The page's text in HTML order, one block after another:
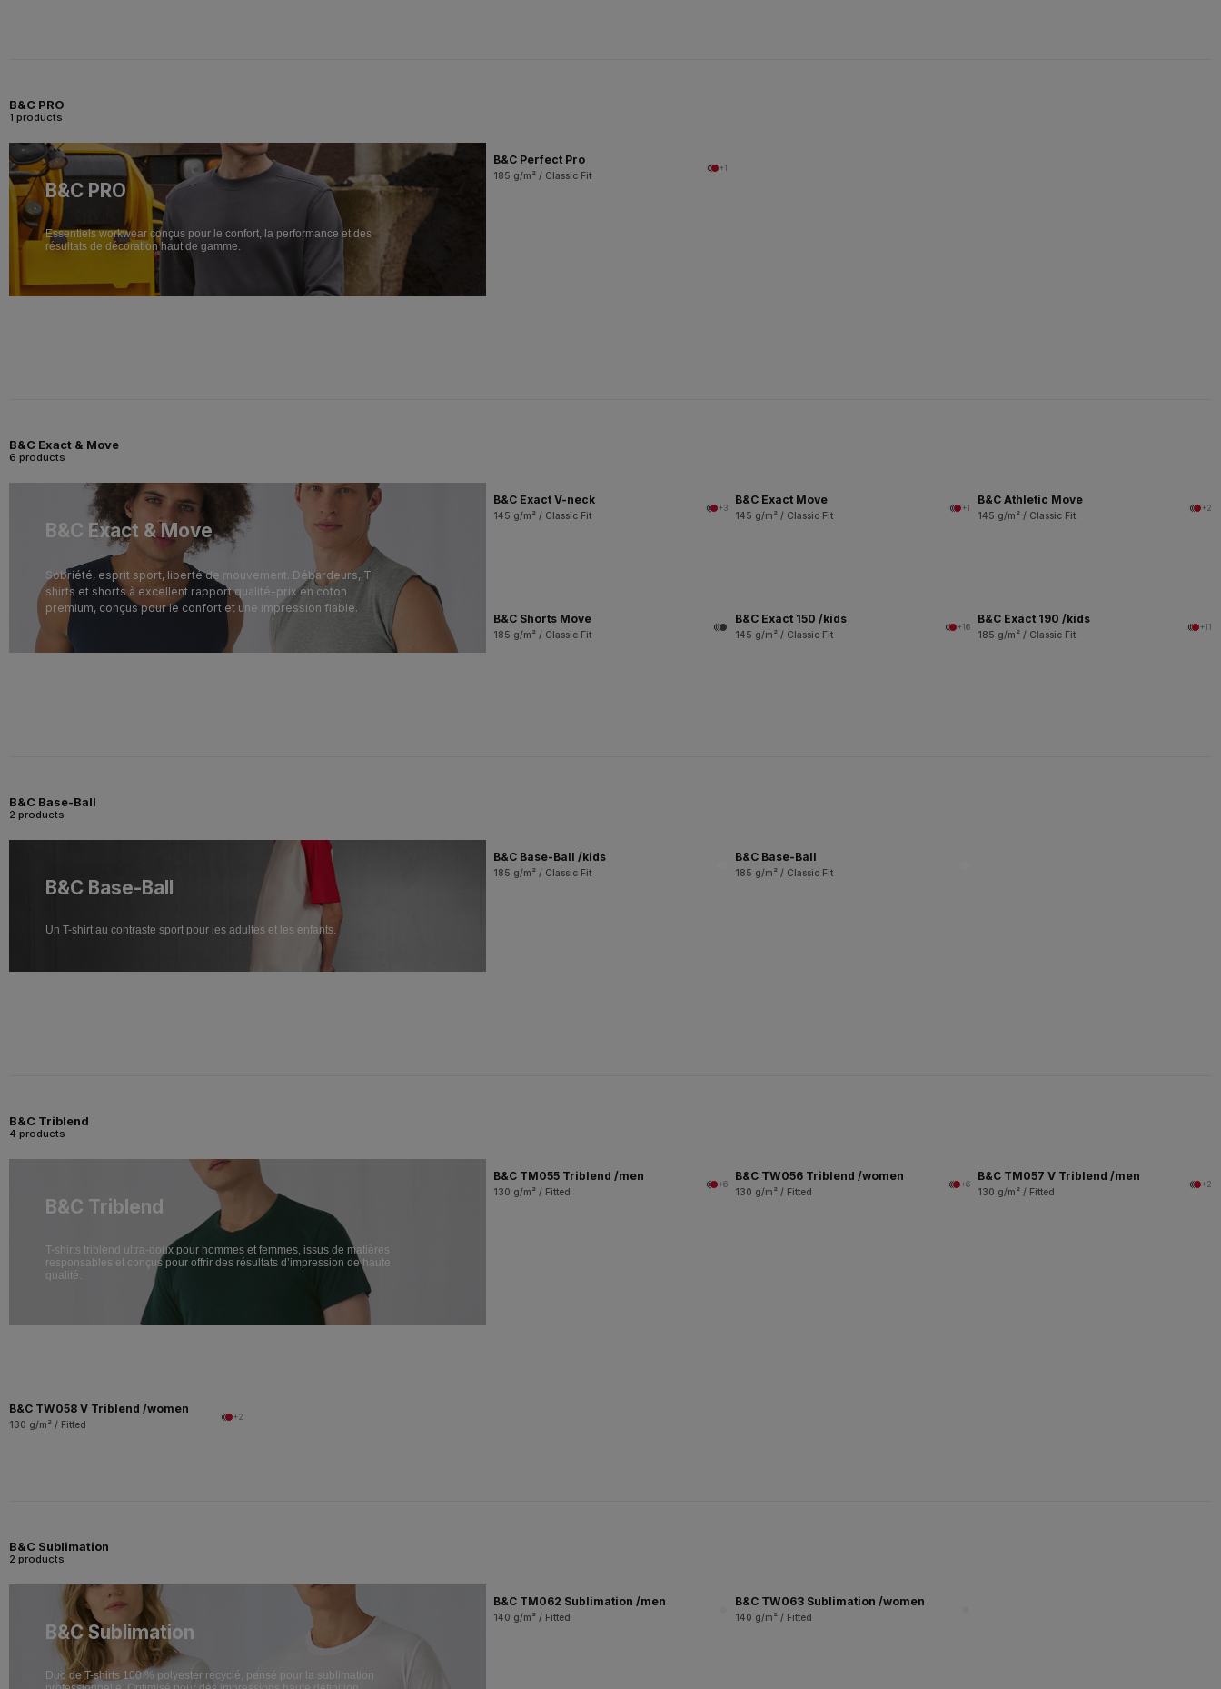
B&C PRO
1 products
B&C PRO
Essentiels workwear conçus pour le confort, la performance et des
résultats de décoration haut de gamme.
B&C Perfect Pro
185 g/m² / Classic Fit
+1
B&C Exact & Move
6 products
B&C Exact & Move
Sobriété, esprit sport, liberté de mouvement. Débardeurs, T-
shirts et shorts à excellent rapport qualité-prix en coton
premium, conçus pour le confort et une impression fiable.
B&C Exact V-neck
145 g/m² / Classic Fit
+3
B&C Exact Move
145 g/m² / Classic Fit
+1
B&C Athletic Move
145 g/m² / Classic Fit
+2
B&C Shorts Move
185 g/m² / Classic Fit
B&C Exact 150 /kids
145 g/m² / Classic Fit
+16
B&C Exact 190 /kids
185 g/m² / Classic Fit
+11
B&C Base-Ball
2 products
B&C Base-Ball
Un T-shirt au contraste sport pour les adultes et les enfants.
B&C Base-Ball /kids
185 g/m² / Classic Fit
B&C Base-Ball
185 g/m² / Classic Fit
B&C Triblend
4 products
B&C Triblend
T-shirts triblend ultra-doux pour hommes et femmes, issus de matières
responsables et conçus pour offrir des résultats d’impression de haute
qualité.
B&C TM055 Triblend /men
130 g/m² / Fitted
+6
B&C TW056 Triblend /women
130 g/m² / Fitted
+6
B&C TM057 V Triblend /men
130 g/m² / Fitted
+2
B&C TW058 V Triblend /women
130 g/m² / Fitted
+2
B&C Sublimation
2 products
B&C Sublimation
Duo de T-shirts 100 % polyester recyclé, pensé pour la sublimation
B&C TM062 Sublimation /men
140 g/m² / Fitted
B&C TW063 Sublimation /women
140 g/m² / Fitted